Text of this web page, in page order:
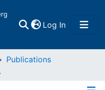
Log In(current)
Publications
unter